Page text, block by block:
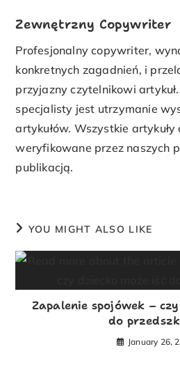
Zewnętrzny Copywriter
Profesjonalny copywriter,
konkretnych zagadnień, i
przyjazny czytelnikowi
specjalisty jest utrzymanie
artykułów. Wszystkie
weryfikowane przez naszych
publikacją.
YOU MIGHT ALSO LIKE
Zapalenie spojówek –
do
January 26,